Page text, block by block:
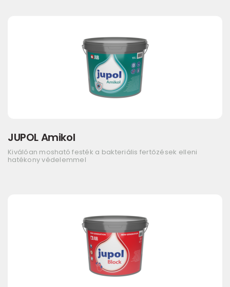
JUPOL Amikol
Kiválóan mosható festék a bakteriális fertőzések elleni
hatékony védelemmel